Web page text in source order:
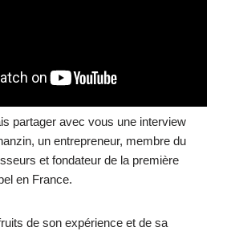
partager avec vous une interview
un entrepreneur, membre du
et fondateur de la première
en France.
de son expérience et de sa